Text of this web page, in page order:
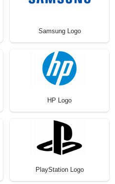
Samsung Logo
HP Logo
PlayStation Logo